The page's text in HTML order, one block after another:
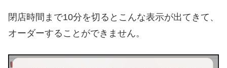
閉店時間まで10分を切るとこんな表示が出てきて、
オーダーすることができません。